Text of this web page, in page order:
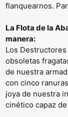
flanquearnos.
La Flota de la
manera:
Los
obsoletas
de nuestra
con cinco
joya de nuestra
cinético capaz